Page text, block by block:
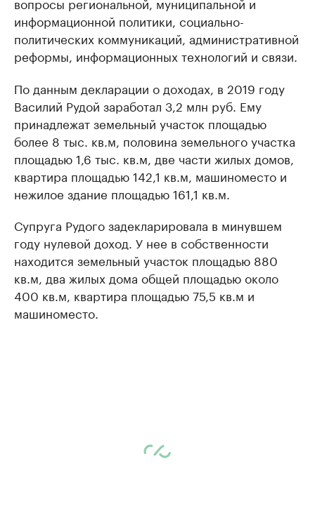
информационной политики, социально-
политических коммуникаций, административной
реформы, информационных технологий и связи.
По данным декларации о доходах, в 2019 году
Василий Рудой заработал 3,2 млн руб. Ему
принадлежат земельный участок площадью
более 8 тыс. кв.м, половина земельного участка
площадью 1,6 тыс. кв.м, две части жилых домов,
квартира площадью 142,1 кв.м, машиноместо и
нежилое здание площадью 161,1 кв.м.
Супруга Рудого задекларировала в минувшем
году нулевой доход. У нее в собственности
находится земельный участок площадью 880
кв.м, два жилых дома общей площадью около
400 кв.м, квартира площадью 75,5 кв.м и
машиноместо.